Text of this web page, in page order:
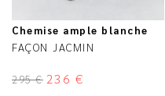
Chemise ample blanche
FAÇON JACMIN
295€ 236 €